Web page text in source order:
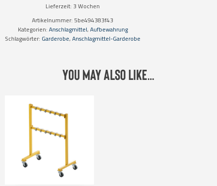
Lieferzeit: 3 Wochen
Artikelnummer: 5be494383f43
Kategorien: Anschlagmittel, Aufbewahrung
Schlagwörter: Garderobe, Anschlagmittel-Garderobe
You may also like…